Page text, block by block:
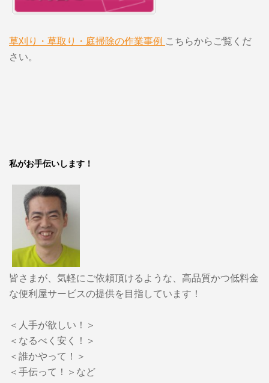
草刈り・草取り・庭掃除の作業事例 こちらからご覧くだ
さい。
私がお手伝いします！
皆さまが、気軽にご依頼頂けるような、高品質かつ低料金
な便利屋サービスの提供を目指しています！
＜人手が欲しい！＞
＜なるべく安く！＞
＜誰かやって！＞
＜手伝って！＞など